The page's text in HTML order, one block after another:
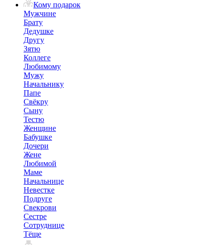
Кому подарок
Мужчине
Брату
Дедушке
Другу
Зятю
Коллеге
Любимому
Мужу
Начальнику
Папе
Свёкру
Сыну
Тестю
Женщине
Бабушке
Дочери
Жене
Любимой
Маме
Начальнице
Невестке
Подруге
Свекрови
Сестре
Сотруднице
Тёще